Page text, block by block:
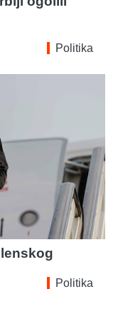
Politika
Politika